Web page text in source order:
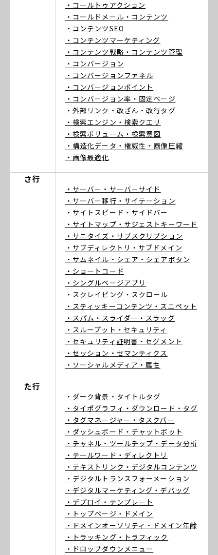
・コールトゥアクション
・コールドメール ・コンテンツ
・コンテンツSEO
・コンテンツマーケティング
・コンテンツ戦略 ・コンテンツ管理
・コンバージョン
・コンバージョンファネル
・コンバージョンポイント
・コンバージョン率 ・固定ページ
・外部リンク ・改ざん ・改行タグ
・検索エンジン ・検索クエリ
・検索ボリューム ・検索意図
・構造化データ ・権威性 ・画像圧縮
・画像最適化
さ行
・サーバー ・サーバーサイド
・サーバー移行 ・サイテーション
・サイトスピード ・サイドバー
・サイトマップ ・サジェストキーワード
・サニタイズ ・サブスクリプション
・サブディレクトリ ・サブドメイン
・サムネイル ・シェア ・シェアボタン
・ショートコード
・シングルページアプリ
・スクレイピング ・スクロール
・スティッキーコンテンツ ・スニペット
・スパム ・スライダー ・スラッグ
・スループット ・セキュリティ
・セキュリティ証明書 ・セグメント
・セッション ・セマンティクス
・ソーシャルメディア ・属性
た行
・ダーク背景 ・タイトルタグ
・タイポグラフィ ・ダウンロード ・タグ
・タグマネージャー ・タスクバー
・ダッシュボード ・チャットボット
・チャネル ・ツールチップ ・データ分析
・テールワード ・ディレクトリ
・テキストリンク ・デジタルコンテンツ
・デジタルトランスフォーメーション
・デジタルマーケティング ・デバッグ
・デプロイ ・テンプレート
・トップページ ・ドメイン
・ドメインオーソリティ ・ドメイン年齢
・トラッキング ・トラフィック
・ドロップダウンメニュー